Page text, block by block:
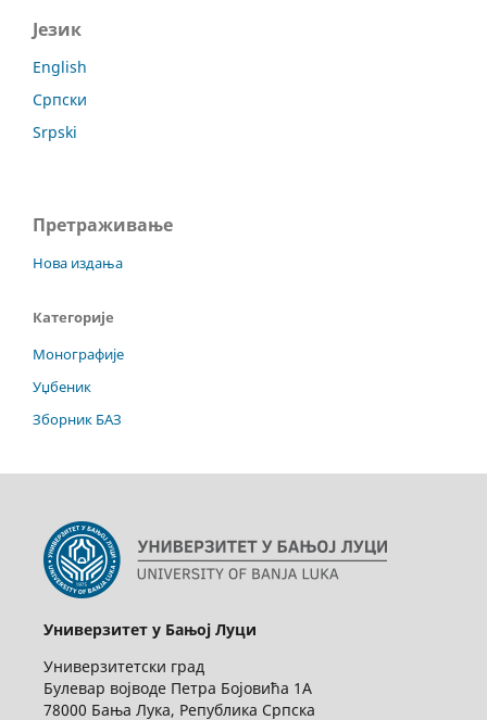
Језик
English
Српски
Srpski
Претраживање
Нова издања
Категорије
Монографије
Уџбеник
Зборник БАЗ
Универзитет у Бањој Луци
Универзитетски град
Булевар војводе Петра Бојовића 1А
78000 Бања Лука, Република Српска